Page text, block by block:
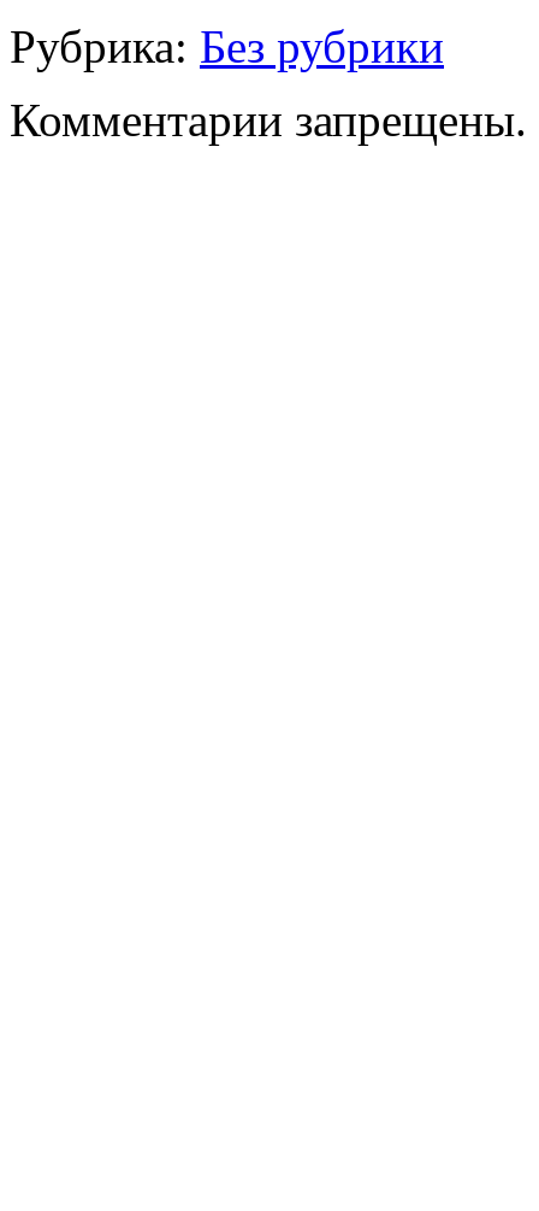
Рубрика: Без рубрики
Комментарии запрещены.